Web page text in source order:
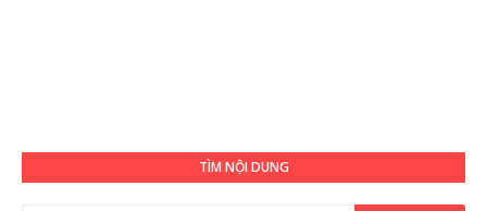
TÌM NỘI DUNG